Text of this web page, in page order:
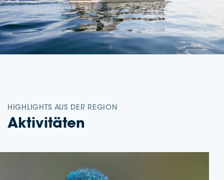
HIGH­LIGHTS AUS DER REGION
Akti­vi­tä­ten